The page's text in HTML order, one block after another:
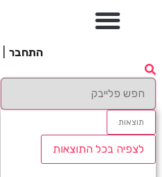
התחבר
תוצאות
לצפיה בכל התוצאות